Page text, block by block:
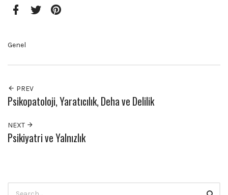
Genel
PREV
Psikopatoloji, Yaratıcılık, Deha ve Delilik
NEXT
Psikiyatri ve Yalnızlık